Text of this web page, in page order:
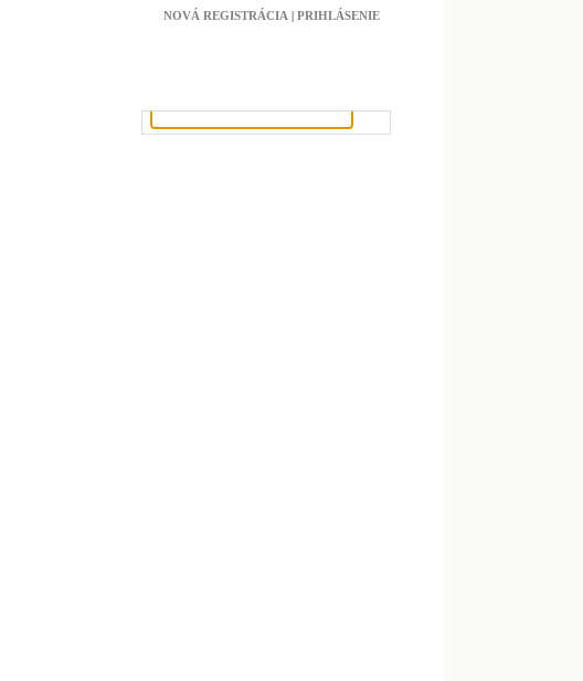
NOVÁ REGISTRÁCIA | PRIHLÁSENIE